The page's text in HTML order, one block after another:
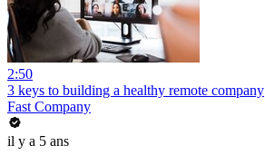
2:50
3 keys to building a healthy remote company
Fast Company
il y a 5 ans